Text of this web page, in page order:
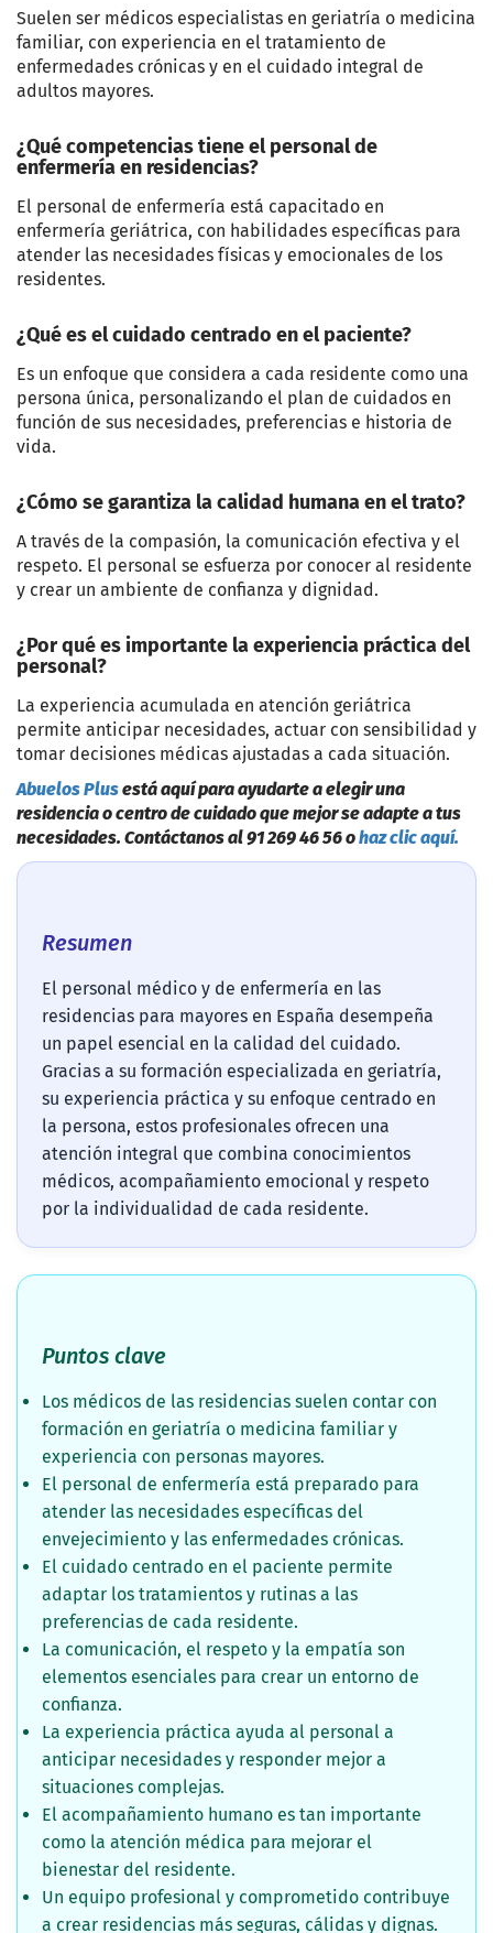
Suelen ser médicos especialistas en geriatría o medicina
familiar, con experiencia en el tratamiento de
enfermedades crónicas y en el cuidado integral de
adultos mayores.
¿Qué competencias tiene el personal de
enfermería en residencias?
El personal de enfermería está capacitado en
enfermería geriátrica, con habilidades específicas para
atender las necesidades físicas y emocionales de los
residentes.
¿Qué es el cuidado centrado en el paciente?
Es un enfoque que considera a cada residente como una
persona única, personalizando el plan de cuidados en
función de sus necesidades, preferencias e historia de
vida.
¿Cómo se garantiza la calidad humana en el trato?
A través de la compasión, la comunicación efectiva y el
respeto. El personal se esfuerza por conocer al residente
y crear un ambiente de confianza y dignidad.
¿Por qué es importante la experiencia práctica del
personal?
La experiencia acumulada en atención geriátrica
permite anticipar necesidades, actuar con sensibilidad y
tomar decisiones médicas ajustadas a cada situación.
Abuelos Plusestá aquí para ayudarte a elegir una
residencia o centro de cuidado que mejor se adapte a tus
necesidades. Contáctanos al 91 269 46 56 ohaz clic aquí.
Resumen
El personal médico y de enfermería en las
residencias para mayores en España desempeña
un papel esencial en la calidad del cuidado.
Gracias a su formación especializada en geriatría,
su experiencia práctica y su enfoque centrado en
la persona, estos profesionales ofrecen una
atención integral que combina conocimientos
médicos, acompañamiento emocional y respeto
por la individualidad de cada residente.
Puntos clave
Los médicos de las residencias suelen contar con
formación en geriatría o medicina familiar y
experiencia con personas mayores.
El personal de enfermería está preparado para
atender las necesidades específicas del
envejecimiento y las enfermedades crónicas.
El cuidado centrado en el paciente permite
adaptar los tratamientos y rutinas a las
preferencias de cada residente.
La comunicación, el respeto y la empatía son
elementos esenciales para crear un entorno de
confianza.
La experiencia práctica ayuda al personal a
anticipar necesidades y responder mejor a
situaciones complejas.
El acompañamiento humano es tan importante
como la atención médica para mejorar el
bienestar del residente.
Un equipo profesional y comprometido contribuye
a crear residencias más seguras, cálidas y dignas.